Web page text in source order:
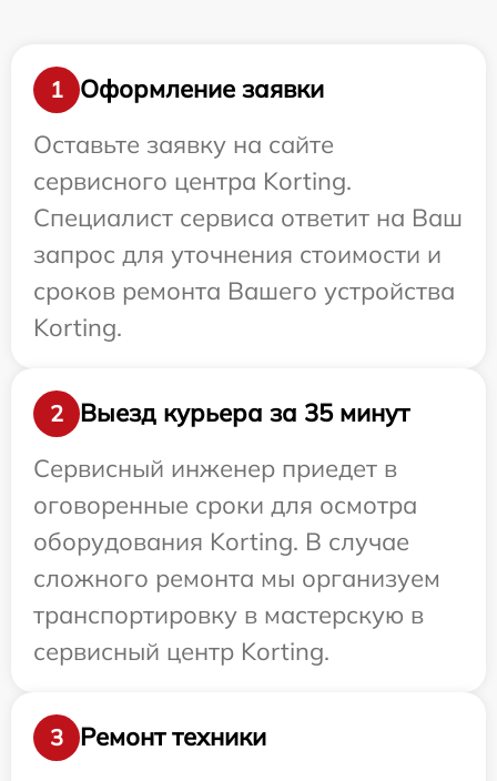
1
Оформление заявки
Оставьте заявку на сайте
сервисного центра Korting.
Специалист сервиса ответит на Ваш
запрос для уточнения стоимости и
сроков ремонта Вашего устройства
Korting.
2
Выезд курьера за 35 минут
Сервисный инженер приедет в
оговоренные сроки для осмотра
оборудования Korting. В случае
сложного ремонта мы организуем
транспортировку в мастерскую в
сервисный центр Korting.
3
Ремонт техники